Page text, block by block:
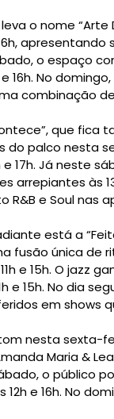
o nome “Arte
o espaço
e 16h. No
combinação
que fica
do palco nesta
e 17h. Já neste
arrepiantes às
R&B e Soul nas
está a
fusão única de
e 15h. O jazz
e 15h. No dia
em shows
nesta sexta-
Maria &
o público
12h e 16h. No